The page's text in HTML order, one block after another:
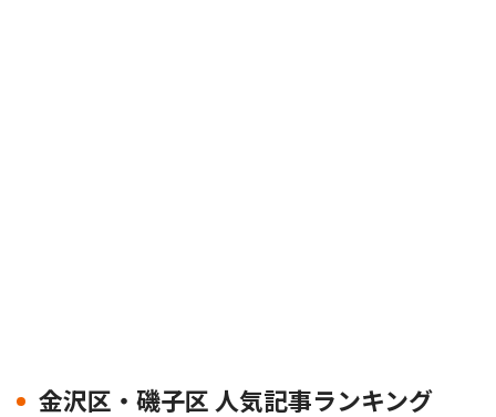
金沢区・磯子区 人気記事ランキング